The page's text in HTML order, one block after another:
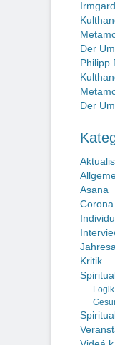
Der
Philipp
Der
Asana
Corona
Kritik